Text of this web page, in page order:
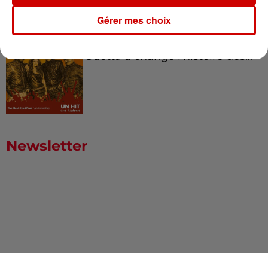
Guetta a changé l’histoire des...
Newsletter
Gérer mes choix